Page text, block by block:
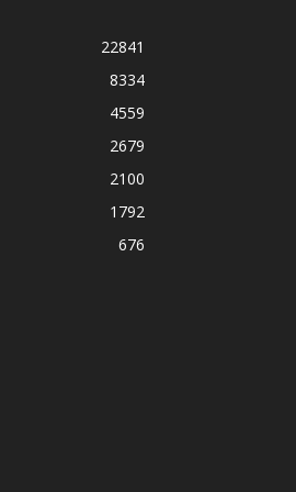
22841
8334
4559
2679
2100
1792
676